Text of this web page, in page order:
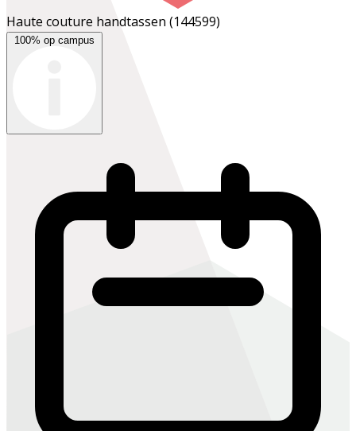
Haute couture handtassen (144599)
100% op campus